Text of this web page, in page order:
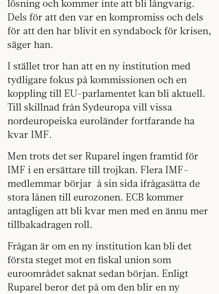
lösning och kommer inte att bli långvarig.
Dels för att den var en kompromiss och dels
för att den har blivit en syndabock för krisen,
säger han.
I stället tror han att en ny institution med
tydligare fokus på kommissionen och en
koppling till EU-parlamentet kan bli aktuell.
Till skillnad från Sydeuropa vill vissa
nordeuropeiska euroländer fortfarande ha
kvar IMF.
Men trots det ser Ruparel ingen framtid för
IMF i en ersättare till trojkan. Flera IMF-
medlemmar börjar å sin sida ifrågasätta de
stora lånen till eurozonen. ECB kommer
antagligen att bli kvar men med en ännu mer
tillbakadragen roll.
Frågan är om en ny institution kan bli det
första steget mot en fiskal union som
euroområdet saknat sedan början. Enligt
Ruparel beror det på om den blir en ny